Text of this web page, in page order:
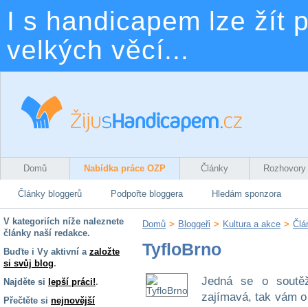
I s handicapem lze žít
velkých věcí...
Domů Nabídka práce OZP Články Rozhovory
Články bloggerů Podpořte bloggera Hledám sponzora
V kategoriích níže naleznete
články naší redakce.
Buďte i Vy aktivní a založte
si svůj blog.
Najděte si lepší práci!.
Přečtěte si nejnovější
Domů > Bloggeři > Kultura a akce >
TyfloBrno
Jedná se o
zajímavá, tak vám